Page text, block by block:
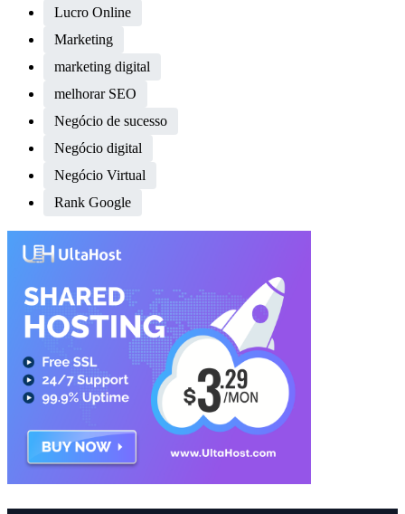
Lucro Online
Marketing
marketing digital
melhorar SEO
Negócio de sucesso
Negócio digital
Negócio Virtual
Rank Google